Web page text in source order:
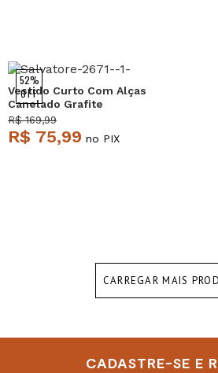
52%
OFF
Vestido Curto Com Alças
Canelado Grafite
Salvatore
R$ 169,99
R$ 75,99 no PIX
CARREGAR MAIS
CADASTRE-SE E